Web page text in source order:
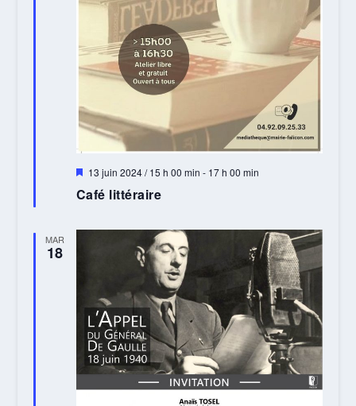
Café littéraire
Mis
avant
13 juin 2024 / 15 h 00 min - 17 h 00 min
MAR
18